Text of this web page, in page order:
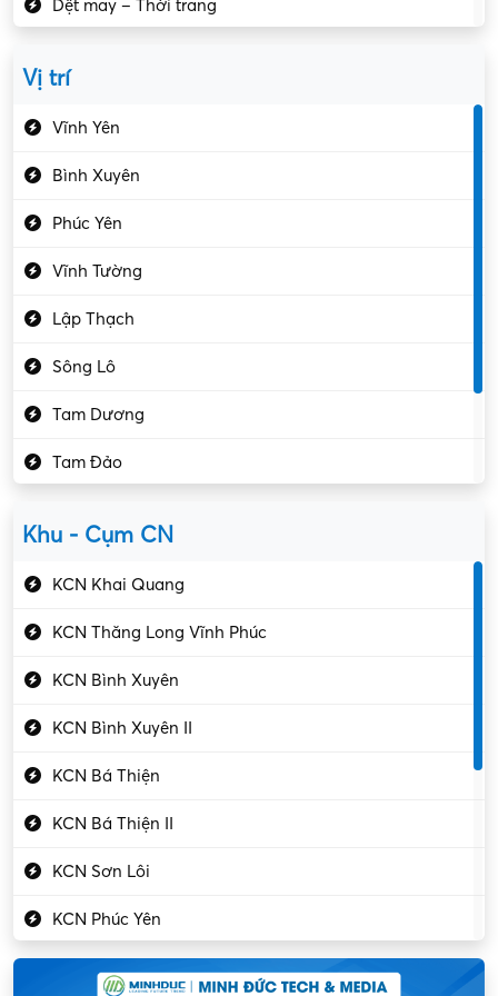
Dệt may – Thời trang
Kiểm soát chất lượng
Kỹ sư cơ khí
Kỹ sư điện
Kỹ thuật cao
Kỹ thuật mạng – IT
Làm bán thời gian
Lao động phổ thông
Lập trình – Phát triển
Luật – Công chứng
Marketing – PR
Mỹ phẩm – Trang sức
Vị trí
Vĩnh Yên
Bình Xuyên
Phúc Yên
Vĩnh Tường
Lập Thạch
Sông Lô
Tam Dương
Tam Đảo
Khu - Cụm CN
KCN Khai Quang
KCN Thăng Long Vĩnh Phúc
KCN Bình Xuyên
KCN Bình Xuyên II
KCN Bá Thiện
KCN Bá Thiện II
KCN Sơn Lôi
KCN Phúc Yên